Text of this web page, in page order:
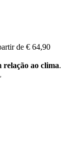
de € 64,90
relação ao clima.